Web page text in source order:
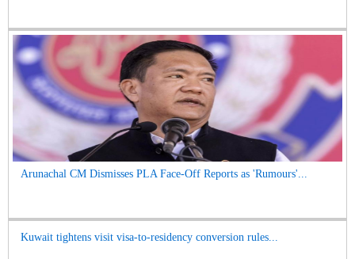
Arunachal CM Dismisses PLA Face-Off Reports as 'Rumours'...
Kuwait tightens visit visa-to-residency conversion rules...